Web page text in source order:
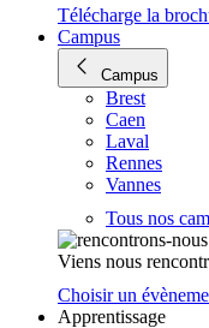
Télécharge la
Campus
Campus
Brest
Caen
Laval
Rennes
Vannes
Tous nos
Viens nous
Choisir un
Apprentissage